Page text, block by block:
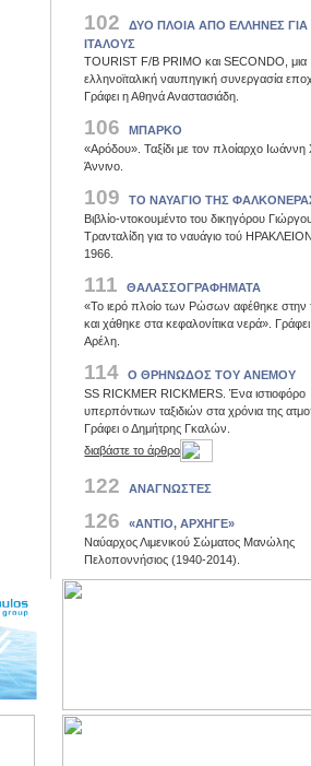
102
ΔΥΟ ΠΛΟΙΑ ΑΠΟ ΕΛΛΗΝΕΣ ΓΙΑ
ΙΤΑΛΟΥΣ
TOURIST F/B PRIMO και SECONDO, μια
ελληνοϊταλική ναυπηγική συνεργασία
Γράφει η Αθηνά Αναστασιάδη.
106
ΜΠΑΡΚΟ
«Αρόδου». Ταξίδι με τον πλοίαρχο Ιωάννη
Άννινο.
109
ΤΟ ΝΑΥΑΓΙΟ ΤΗΣ
Βιβλίο-ντοκουμέντο του δικηγόρου
Τρανταλίδη για το ναυάγιο τού
1966.
111
ΘΑΛΑΣΣΟΓΡΑΦΗΜΑΤΑ
«Το ιερό πλοίο των Ρώσων αφέθηκε στην
και χάθηκε στα κεφαλονίτικα νερά».
Αρέλη.
114
Ο ΘΡΗΝΩΔΟΣ ΤΟΥ ΑΝΕΜΟΥ
SS RICKMER RICKMERS. Ένα ιστιοφόρο
υπερπόντιων ταξιδιών στα χρόνια της
Γράφει ο Δημήτρης Γκαλών.
διαβάστε το άρθρο
122 ΑΝΑΓΝΩΣΤΕΣ
126
«ΑΝΤΙΟ, ΑΡΧΗΓΕ»
Ναύαρχος Λιμενικού Σώματος Μανώλης
Πελοποννήσιος (1940-2014).